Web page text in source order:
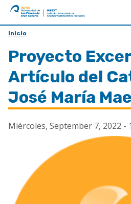
ULPGC
Ir
inicio
de
IATEXT
Inicio
Proyecto
Artículo del
José María
Miércoles, September 7, 2022 -